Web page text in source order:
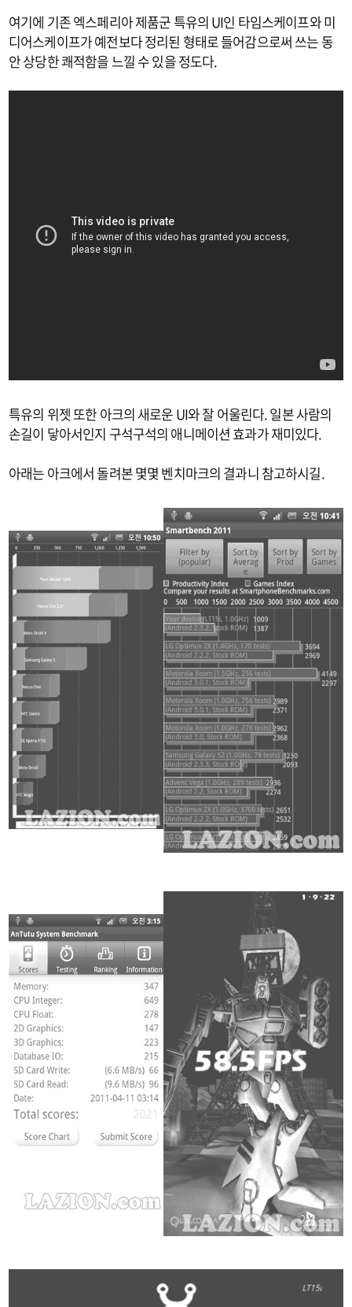
여기에 기존 엑스페리아 제품군 특유의 UI인 타임스케이프와 미
디어스케이프가 예전보다 정리된 형태로 들어감으로써 쓰는 동
안 상당한 쾌적함을 느낄 수 있을 정도다.
특유의 위젯 또한 아크의 새로운 UI와 잘 어울린다. 일본 사람의
손길이 닿아서인지 구석구석의 애니메이션 효과가 재미있다.
아래는 아크에서 돌려본 몇몇 벤치마크의 결과니 참고하시길.